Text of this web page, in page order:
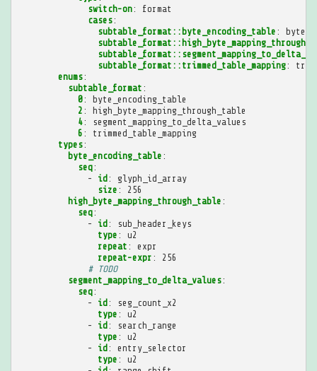
switch-on:
format
cases:
subtable_format::byte_encoding_table :
subtable_format::trimmed_table_mapping:
enums:
subtable_format :
0:
byte_encoding_table
2 :
high_byte_mapping_through_table
4:
segment_mapping_to_delta_values
6 :
trimmed_table_mapping
types:
byte_encoding_table :
seq:
-
id :
glyph_id_array
size :
256
high_byte_mapping_through_table :
seq:
-
id :
sub_header_keys
type :
u2
repeat :
expr
repeat-expr :
256
# TODO
segment_mapping_to_delta_values:
seq:
-
id :
seg_count_x2
type :
u2
-
id :
search_range
type :
u2
-
id :
entry_selector
type :
u2